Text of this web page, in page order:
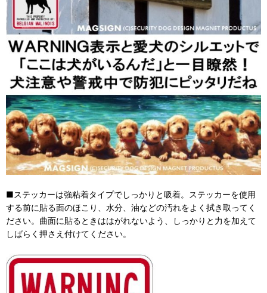
■ステッカーは強粘着タイプでしっかりと吸着。ステッカーを使用
する前に貼る面のほこり、水分、油などの汚れをよく拭き取ってく
ださい。曲面に貼るときははがれないよう、しっかりと力を加えて
しばらく押さえ付けてください。